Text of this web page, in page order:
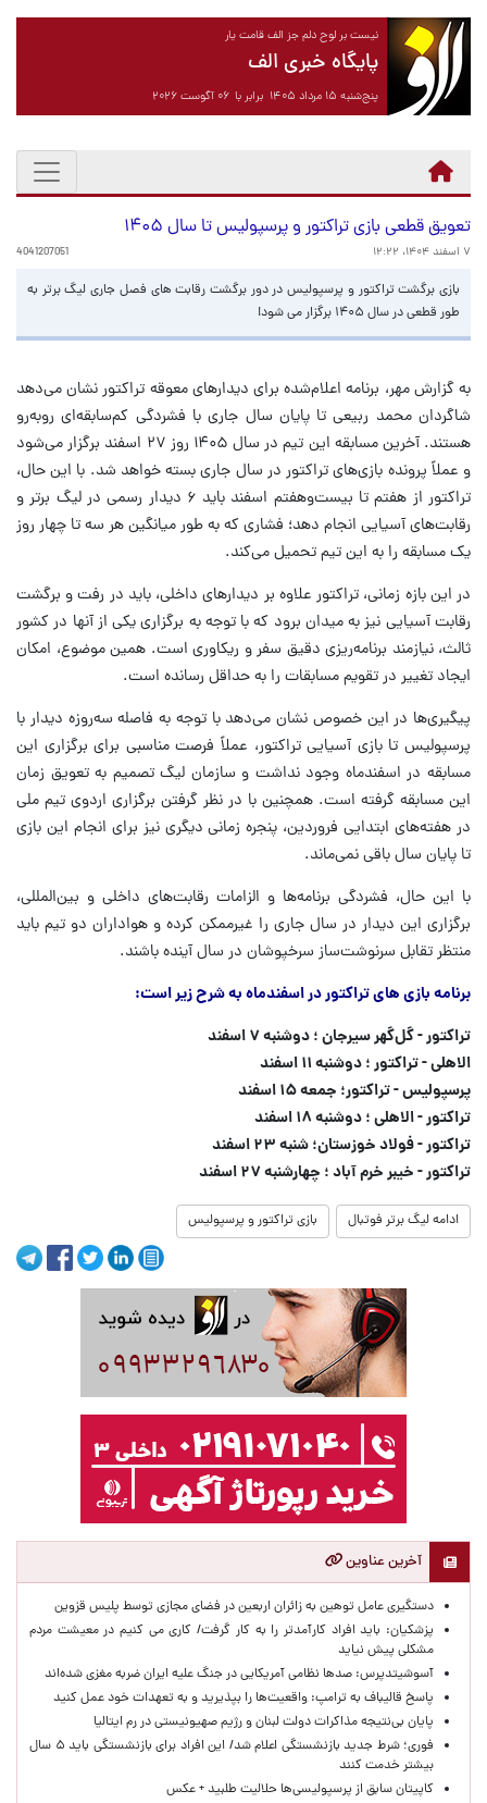
نیست بر لوح دلم جز الف قامت یار
پایگاه خبری الف
پنج‌شنبه ۱۵ مرداد ۱۴۰۵ برابر با ۰۶ آگوست ۲۰۲۶
تعویق قطعی بازی تراکتور و پرسپولیس تا سال ۱۴۰۵
۷ اسفند ۱۴۰۴، ۱۲:۲۲ 4041207051
بازی برگشت تراکتور و پرسپولیس در دور برگشت رقابت های فصل جاری لیگ برتر به
طور قطعی در سال ۱۴۰۵ برگزار می شود!
به گزارش مهر، برنامه اعلام‌شده برای دیدارهای معوقه تراکتور نشان می‌دهد
شاگردان محمد ربیعی تا پایان سال جاری با فشردگی کم‌سابقه‌ای روبه‌رو
هستند. آخرین مسابقه این تیم در سال ۱۴۰۵ روز ۲۷ اسفند برگزار می‌شود
و عملاً پرونده بازی‌های تراکتور در سال جاری بسته خواهد شد. با این حال،
تراکتور از هفتم تا بیست‌وهفتم اسفند باید ۶ دیدار رسمی در لیگ برتر و
رقابت‌های آسیایی انجام دهد؛ فشاری که به طور میانگین هر سه تا چهار روز
یک مسابقه را به این تیم تحمیل می‌کند.
در این بازه زمانی، تراکتور علاوه بر دیدارهای داخلی، باید در رفت و برگشت
رقابت آسیایی نیز به میدان برود که با توجه به برگزاری یکی از آنها در کشور
ثالث، نیازمند برنامه‌ریزی دقیق سفر و ریکاوری است. همین موضوع، امکان
ایجاد تغییر در تقویم مسابقات را به حداقل رسانده است.
پیگیری‌ها در این خصوص نشان می‌دهد با توجه به فاصله سه‌روزه دیدار با
پرسپولیس تا بازی آسیایی تراکتور، عملاً فرصت مناسبی برای برگزاری این
مسابقه در اسفندماه وجود نداشت و سازمان لیگ تصمیم به تعویق زمان
این مسابقه گرفته است. همچنین با در نظر گرفتن برگزاری اردوی تیم ملی
در هفته‌های ابتدایی فروردین، پنجره زمانی دیگری نیز برای انجام این بازی
تا پایان سال باقی نمی‌ماند.
با این حال، فشردگی برنامه‌ها و الزامات رقابت‌های داخلی و بین‌المللی،
برگزاری این دیدار در سال جاری را غیرممکن کرده و هواداران دو تیم باید
منتظر تقابل سرنوشت‌ساز سرخپوشان در سال آینده باشند.
برنامه بازی های تراکتور در اسفندماه به شرح زیر است:
تراکتور - گل‌گهر سیرجان ؛ دوشنبه ۷ اسفند
الاهلی - تراکتور ؛ دوشنبه ۱۱ اسفند
پرسپولیس - تراکتور؛ جمعه ۱۵ اسفند
تراکتور - الاهلی ؛ دوشنبه ۱۸ اسفند
تراکتور - فولاد خوزستان؛ شنبه ۲۳ اسفند
تراکتور - خیبر خرم آباد ؛ چهارشنبه ۲۷ اسفند
ادامه لیگ برتر فوتبال بازی تراکتور و پرسپولیس
آخرین عناوین
دستگیری عامل توهین به زائران اربعین در فضای مجازی توسط پلیس قزوین
پزشکیان: باید افراد کارآمدتر را به کار گرفت/ کاری می کنیم در معیشت مردم
مشکلی پیش نیاید
آسوشیتدپرس: صدها نظامی آمریکایی در جنگ علیه ایران ضربه مغزی شده‌اند
پاسخ قالیباف به ترامپ: واقعیت‌ها را بپذیرید و به تعهدات خود عمل کنید
پایان بی‌نتیجه مذاکرات دولت لبنان و رژیم صهیونیستی در رم ایتالیا
فوری؛ شرط جدید بازنشستگی اعلام شد/ این افراد برای بازنشستگی باید ۵ سال
بیشتر خدمت کنند
کاپیتان سابق از پرسپولیسی‌ها حلالیت طلبید + عکس